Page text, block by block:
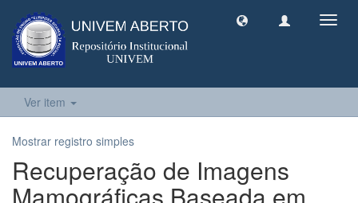
Ver item
Mostrar registro simples
Recuperação de Imagens